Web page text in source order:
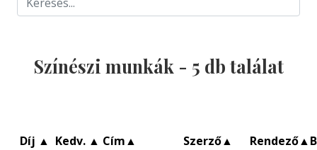
Színészi munkák - 5 db találat
Díj ▲ Kedv. ▲ Cím▲ Szerző▲ Rendező▲